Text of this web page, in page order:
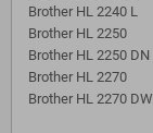
Brother HL 2240 L
Brother HL 2250
Brother HL 2250 DN
Brother HL 2270
Brother HL 2270 DW